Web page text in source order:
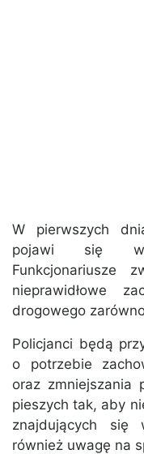
W pierwszych
pojawi się
Funkcjonariusze
nieprawidłowe
drogowego
Policjanci będą
o potrzebie
oraz zmniejszania
pieszych tak, aby
znajdujących
również uwagę na